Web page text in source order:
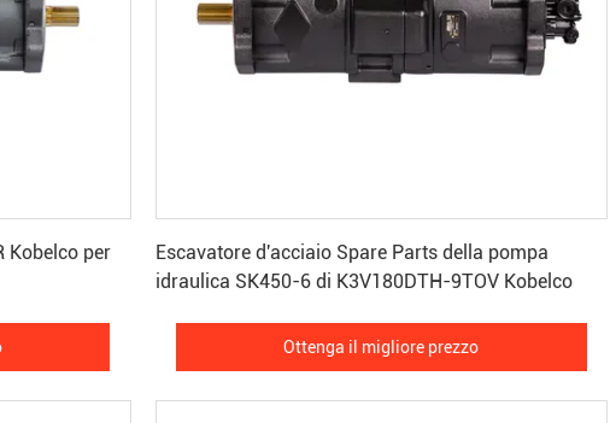
Kobelco per
Escavatore d'acciaio Spare Parts della pompa
idraulica SK450-6 di K3V180DTH-9TOV Kobelco
Ottenga il migliore prezzo